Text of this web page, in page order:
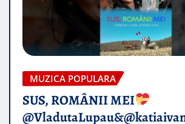
MUZICA POPULARA
SUS, ROMÂNII MEI